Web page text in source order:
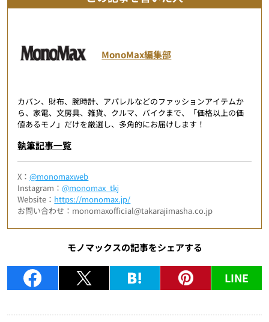
MonoMax編集部
カバン、財布、腕時計、アパレルなどのファッションアイテムか
ら、家電、文房具、雑貨、クルマ、バイクまで、「価格以上の価
値あるモノ」だけを厳選し、多角的にお届けします！
執筆記事一覧
X：@monomaxweb
Instagram：@monomax_tkj
Website： https://monomax.jp/
お問い合わせ：monomaxofficial@takarajimasha.co.jp
モノマックスの記事をシェアする
LINE